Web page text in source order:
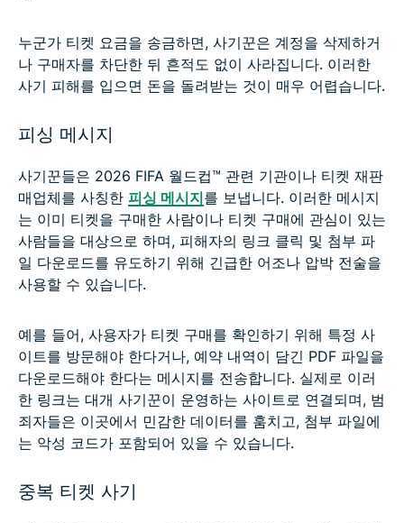
누군가 티켓 요금을 송금하면, 사기꾼은 계정을 삭제하거
나 구매자를 차단한 뒤 흔적도 없이 사라집니다. 이러한
사기 피해를 입으면 돈을 돌려받는 것이 매우 어렵습니다.
피싱 메시지
사기꾼들은 2026 FIFA 월드컵™ 관련 기관이나 티켓 재판
매업체를 사칭한 피싱 메시지를 보냅니다. 이러한 메시지
는 이미 티켓을 구매한 사람이나 티켓 구매에 관심이 있는
사람들을 대상으로 하며, 피해자의 링크 클릭 및 첨부 파
일 다운로드를 유도하기 위해 긴급한 어조나 압박 전술을
사용할 수 있습니다.
예를 들어, 사용자가 티켓 구매를 확인하기 위해 특정 사
이트를 방문해야 한다거나, 예약 내역이 담긴 PDF 파일을
다운로드해야 한다는 메시지를 전송합니다. 실제로 이러
한 링크는 대개 사기꾼이 운영하는 사이트로 연결되며, 범
죄자들은 이곳에서 민감한 데이터를 훔치고, 첨부 파일에
는 악성 코드가 포함되어 있을 수 있습니다.
중복 티켓 사기